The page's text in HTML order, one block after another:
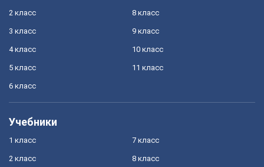
2 класс
3 класс
4 класс
5 класс
6 класс
8 класс
9 класс
10 класс
11 класс
Учебники
1 класс
2 класс
7 класс
8 класс